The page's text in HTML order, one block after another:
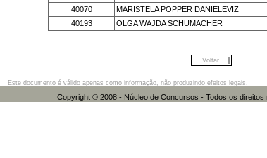
40070
MARISTELA POPPER DANIELEVIZ
40193
OLGA WAJDA SCHUMACHER
Voltar
Este documento é válido apenas como informação, não produzindo efeitos legais.
Copyright © 2008 - Núcleo de Concursos - Todos os